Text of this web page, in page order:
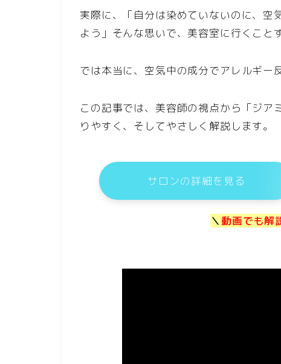
実際に、「自分は染めていないのに、空
よう」そんな思いで、美容室に行くこと
では本当に、空気中の成分でアレルギー
この記事では、美容師の視点から「ジア
りやすく、そしてやさしく解説します。
サロンの詳細を見る
＼ 動画でも解